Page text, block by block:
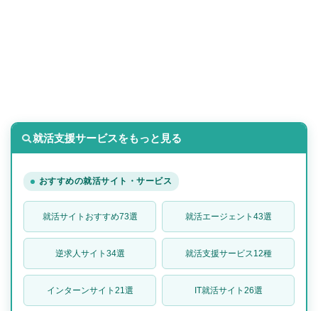
就活支援サービスをもっと見る
おすすめの就活サイト・サービス
就活サイトおすすめ73選 就活エージェント43選
逆求人サイト34選 就活支援サービス12種
インターンサイト21選 IT就活サイト26選